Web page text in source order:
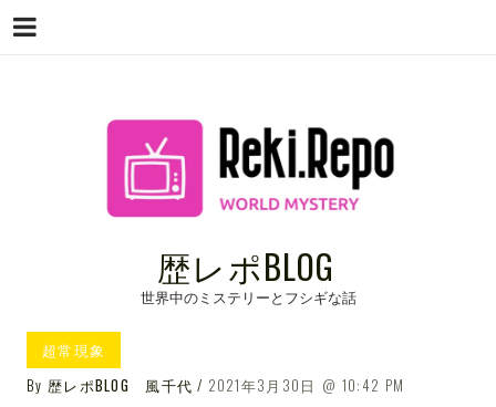
歴レポBLOG
世界中のミステリーとフシギな話
超常現象
By 歴レポBLOG 風千代 2021年3月30日 10:42 PM
Menu